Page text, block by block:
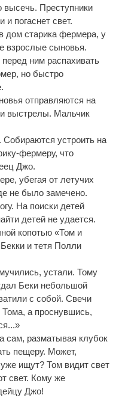
высечь. Преступники
и погаснет свет.
дом старика фермера, у
взрослые сыновья.
ним распахивать
но быстро
отправляются на
выстрелы. Мальчик
Собираются устроить на
фермеру, что
Джо.
убегая от летучих
не было замечено.
На поиски детей
детей не удается.
копотью «Том и
и тетя Полли
устали. Тому
Беки небольшой
с собой. Свечи
Тома, а проснувшись,
сам, разматывая клубок
пещеру. Может,
ищут? Том видит свет
свет. Кому же
Джо!